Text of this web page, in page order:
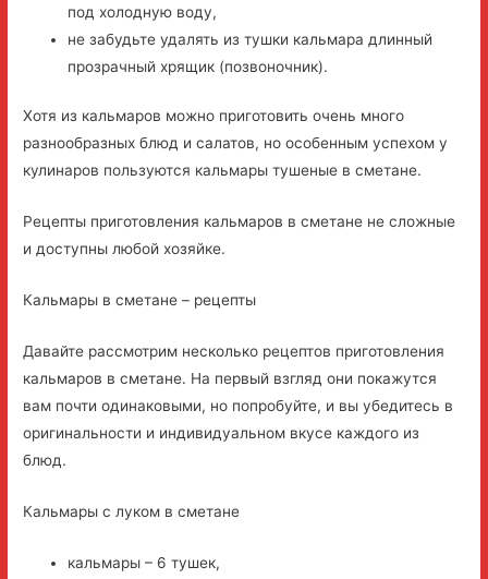
под холодную воду,
не забудьте удалять из тушки кальмара длинный
прозрачный хрящик (позвоночник).
Хотя из кальмаров можно приготовить очень много
разнообразных блюд и салатов, но особенным успехом у
кулинаров пользуются кальмары тушеные в сметане.
Рецепты приготовления кальмаров в сметане не сложные
и доступны любой хозяйке.
Кальмары в сметане – рецепты
Давайте рассмотрим несколько рецептов приготовления
кальмаров в сметане. На первый взгляд они покажутся
вам почти одинаковыми, но попробуйте, и вы убедитесь в
оригинальности и индивидуальном вкусе каждого из
блюд.
Кальмары с луком в сметане
кальмары – 6 тушек,